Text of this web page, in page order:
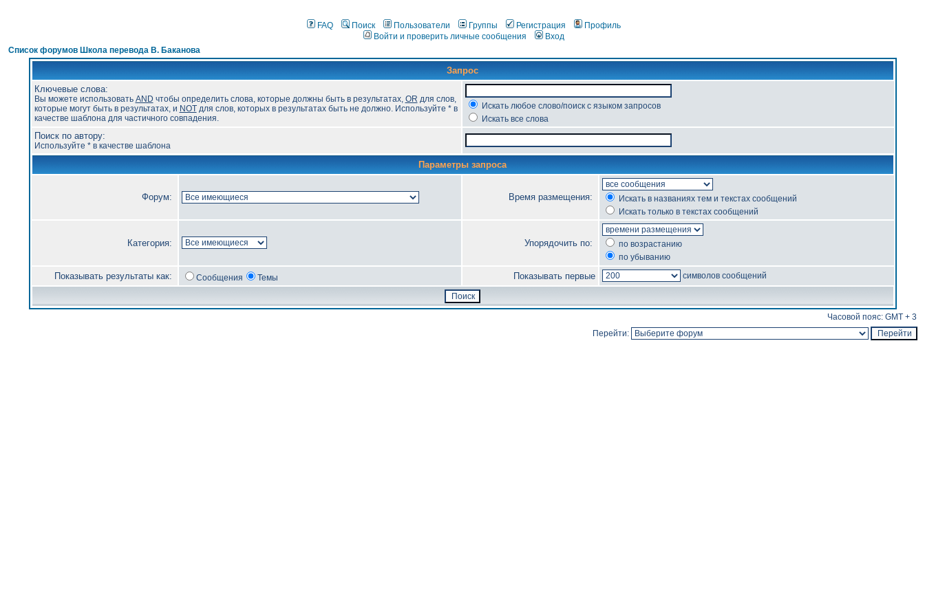
FAQ Поиск Пользователи Группы Регистрация
Профиль
Войти и проверить личные сообщения
Вход
Список форумов Школа перевода В. Баканова
Запрос
Ключевые слова:
Вы можете использовать AND чтобы определить слова, которые должны быть в результатах, OR для слов,
которые могут быть в результатах, и NOTдля слов, которых в результатах быть не должно. Используйте * в
качестве шаблона для частичного совпадения.
Искать любое слово/поиск с языком запросов
Искать все слова
Поиск по автору:
Используйте * в качестве шаблона
Параметры запроса
Форум: Время размещения:
Искать в названиях тем и текстах сообщений
Искать только в текстах сообщений
Категория: Упорядочить по:
по возрастанию
по убыванию
Показывать результаты как: Сообщения Темы Показывать первые символов сообщений
Часовой пояс: GMT + 3
Перейти: